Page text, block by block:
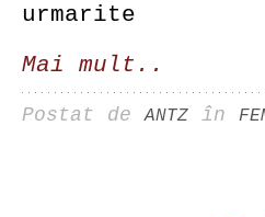
urmarite
Mai mult..
Postat deANTZ în